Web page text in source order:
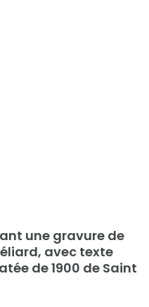
une gravure de
avec texte
de 1900 de Saint